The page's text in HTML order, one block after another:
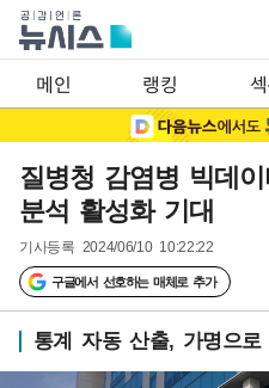
메인 랭킹
질병청 감염병 빅데
분석 활성화 기대
기사등록 2024/06/10 10:22:22
구글에서 선호하는 매체로 추가
통계 자동 산출, 가명으